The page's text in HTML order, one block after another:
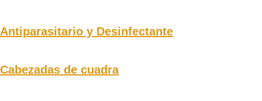
Antiparasitario y Desinfectante
Cabezadas de cuadra